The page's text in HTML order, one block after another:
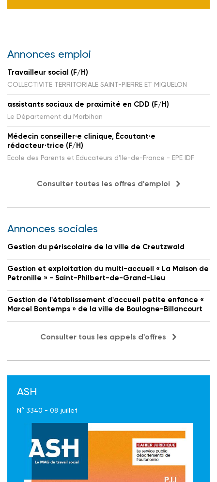
Annonces emploi
Travailleur social (F/H)
COLLECTIVITE TERRITORIALE SAINT-PIERRE ET MIQUELON
assistants sociaux de proximité en CDD (F/H)
Le Département du Morbihan
Médecin conseiller·e clinique, Écoutant·e
rédacteur·trice (F/H)
Ecole des Parents et Educateurs d'Ile-de-France - EPE IDF
Consulter toutes les offres d'emploi
Annonces sociales
Gestion du périscolaire de la ville de Creutzwald
Gestion et exploitation du multi-accueil « La Maison de
Petronille » - Saint-Philbert-de-Grand-Lieu
Gestion de l'établissement d'accueil petite enfance «
Marcel Bontemps » de la ville de Boulogne-Billancourt
Consulter tous les appels d'offres
ASH
N° 3340 - 08 juillet